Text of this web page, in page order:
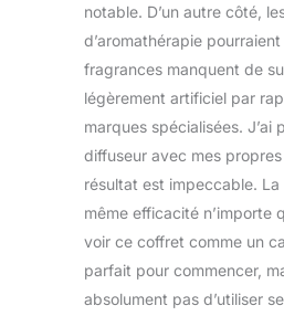
notable. D’un autre côté,
d’aromathérapie
fragrances manquent de
légèrement artificiel par
marques spécialisées. J’ai
diffuseur avec mes
résultat est impeccable.
même efficacité n’importe
voir ce coffret comme un
parfait pour commencer,
absolument pas d’utiliser